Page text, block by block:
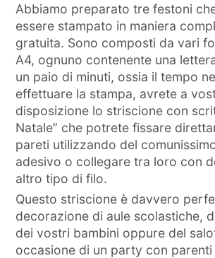
Abbiamo preparato tre festoni
essere stampato in maniera
gratuita. Sono composti da vari
A4, ognuno contenente una
un paio di minuti, ossia il tempo
effettuare la stampa, avrete a
disposizione lo striscione con
Natale” che potrete fissare
pareti utilizzando del
adesivo o collegare tra loro con
altro tipo di filo.
Questo striscione è davvero
decorazione di aule scolastiche,
dei vostri bambini oppure del
occasione di un party con parenti